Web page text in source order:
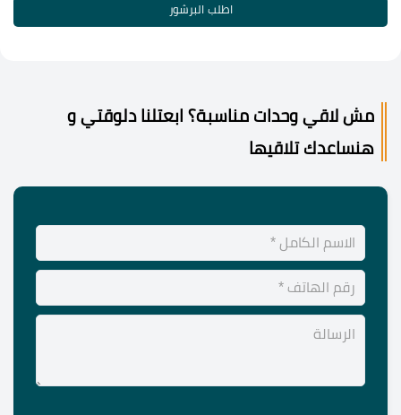
اطلب البرشور
مش لاقي وحدات مناسبة؟ ابعتلنا دلوقتي و
هنساعدك تلاقيها